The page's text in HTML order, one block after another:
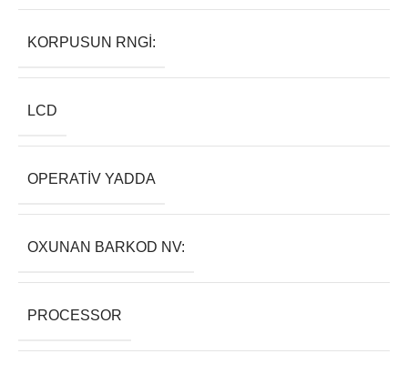
KORPUSUN RNGI:
LCD
OPERATIV YADDA
OXUNAN BARKOD NV:
PROCESSOR